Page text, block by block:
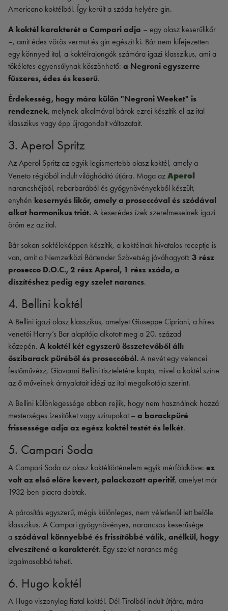
Americano koktélból. Így került a szóda helyére gin.
A koktél karakterét a Campari adja – egy olasz keserűlikőr
–, amit édes vörös vermut és gin egészít ki. Bár nem kifejezetten
egy könnyed ital, a koktélrajongók számára igazi klasszikus, ami a
tökéletes egyensúlynak köszönhető: a Negroni egyszerre
fűszeres, édes és keserű.
Érdekesség, hogy mára külön "Negroni Weeket" is
rendeznek, melynek alkalmával bárok ezrei készítik el az ital
klasszikus vagy épp újragondolt változatait.
3. Aperol Spritz
Az Aperol Spritz az egyik legismertebb olasz koktél, amely a
Veneto régióból indult világhódító útjára. Maga az Aperol
narancshéjból, rebarbarából és gyógynövényekből készült,
enyhén kesernyés likőr, amely a proseccóval és szódával
alkot harmonikus triót. A keserédes ízek szerelmeseinek igazi
öröm ez az ital.
Bár sokan sokféleképpen készítik, a koktélnak hivatalos receptje is
van, amit a Nemzetközi Bártender Szövetség jóváhagyott: 3 rész
prosecco D.O.C., 2 rész Aperol, 1 rész szóda, a
díszítéshez pedig egy szelet narancs.
4. Bellini koktél
A Bellini igazi olasz klasszikus, amelyet Giuseppe Cipriani, a híres
venetói Harry’s Bar alapítója alkotott meg a 20. század
közepén. A koktél két egyszerű összetevőből áll:
őszibarack püréből és proseccóból. A nevét egy velencei
festőművész, Giovanni Bellini tiszteletére kapta, mivel a koktél színe
az ő műveinek árnyalatait idézi az ital megalkotója szerint.
A Bellini különlegessége abban rejlik, hogy nem használnak hozzá
mesterséges ízesítőket vagy szirupokat – a barackpüré
frissessége adja az egész koktél testét és lelkét.
5. Campari Soda
A Campari Soda az olasz koktéltörténelem egyik mérföldköve: ez
volt az első előre kevert, palackozott aperitif, amelyet már
1932-ben piacra dobtak.
A párosítás egyszerű, mégis különleges, nem véletlenül lett belőle
klasszikus. A Campari gyógynövényes, narancsos keserűsége
a szódával könnyebbé és frissítőbbé válik, anélkül, hogy
elveszítené a karakterét. Egy szelet narancs még
izgalmasabbá teheti.
6. Hugo koktél
A Hugo viszonylag fiatal koktél. Dél-Tirolból indult útjára, mára